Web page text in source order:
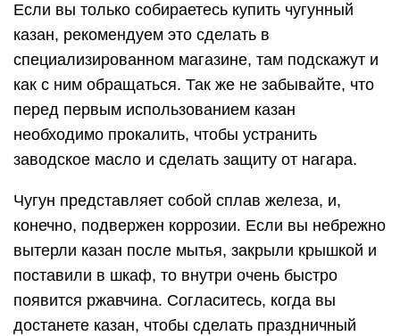
Если вы только собираетесь купить чугунный
казан, рекомендуем это сделать в
специализированном магазине, там подскажут и
как с ним обращаться. Так же не забывайте, что
перед первым использованием казан
необходимо прокалить, чтобы устранить
заводское масло и сделать защиту от нагара.
Чугун представляет собой сплав железа, и,
конечно, подвержен коррозии. Если вы небрежно
вытерли казан после мытья, закрыли крышкой и
поставили в шкаф, то внутри очень быстро
появится ржавчина. Согласитесь, когда вы
достанете казан, чтобы сделать праздничный